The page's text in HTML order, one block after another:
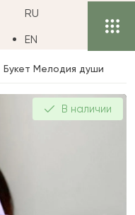
RU
EN
Букет Мелодия души
В наличии